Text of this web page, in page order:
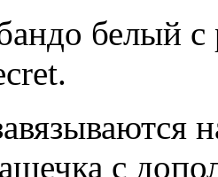
белый
.
с